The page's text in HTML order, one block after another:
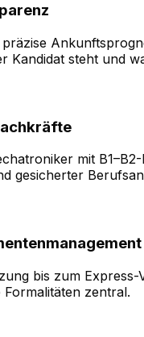
Kandidat steht und
mit
gesicherter
bis zum Express-
zentral.